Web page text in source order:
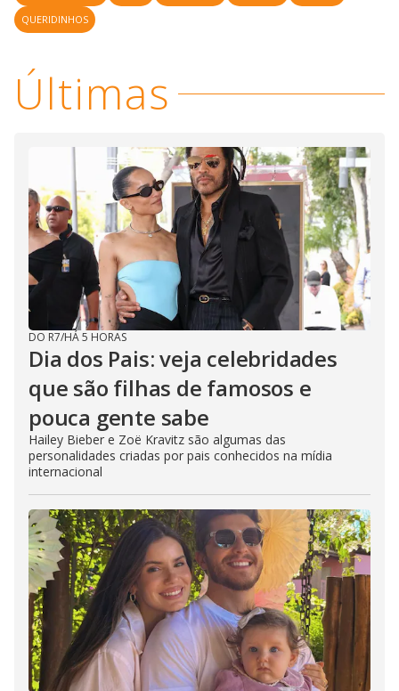
QUERIDINHOS
Últimas
DO R7/HÁ 5 HORAS
Dia dos Pais: veja celebridades
que são filhas de famosos e
pouca gente sabe
Hailey Bieber e Zoë Kravitz são algumas das
personalidades criadas por pais conhecidos na mídia
internacional